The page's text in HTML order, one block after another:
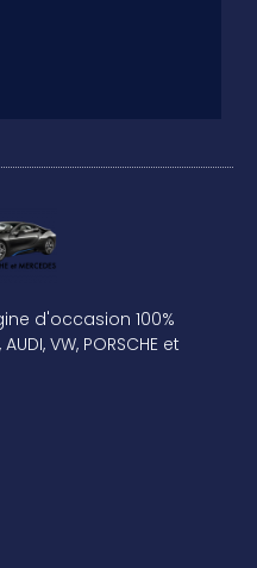
d'occasion 100%
VW, PORSCHE et